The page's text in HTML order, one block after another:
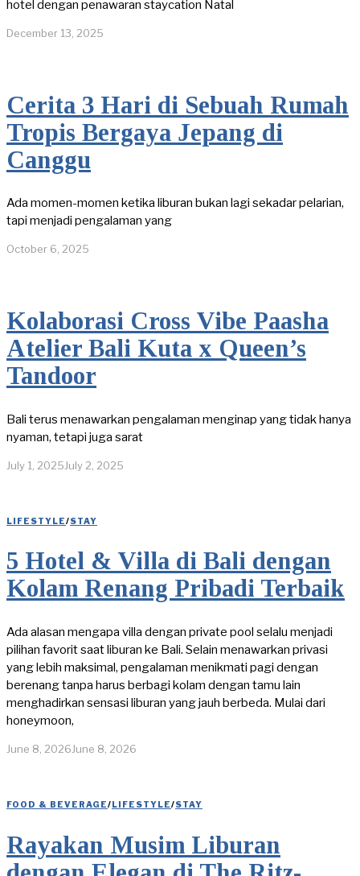
hotel dengan penawaran staycation Natal
December 13, 2025
Cerita 3 Hari di Sebuah Rumah
Tropis Bergaya Jepang di
Canggu
Ada momen-momen ketika liburan bukan lagi sekadar pelarian,
tapi menjadi pengalaman yang
October 6, 2025
Kolaborasi Cross Vibe Paasha
Atelier Bali Kuta x Queen’s
Tandoor
Bali terus menawarkan pengalaman menginap yang tidak hanya
nyaman, tetapi juga sarat
July 1, 2025July 2, 2025
LIFESTYLE/STAY
5 Hotel & Villa di Bali dengan
Kolam Renang Pribadi Terbaik
Ada alasan mengapa villa dengan private pool selalu menjadi
pilihan favorit saat liburan ke Bali. Selain menawarkan privasi
yang lebih maksimal, pengalaman menikmati pagi dengan
berenang tanpa harus berbagi kolam dengan tamu lain
menghadirkan sensasi liburan yang jauh berbeda. Mulai dari
honeymoon,
June 8, 2026June 8, 2026
FOOD & BEVERAGE/LIFESTYLE/STAY
Rayakan Musim Liburan